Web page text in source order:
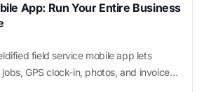
App: Run Your Entire Business
field service mobile app lets
GPS clock-in, photos, and invoices